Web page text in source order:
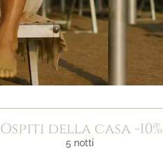
Ospiti della casa -10%
5 notti